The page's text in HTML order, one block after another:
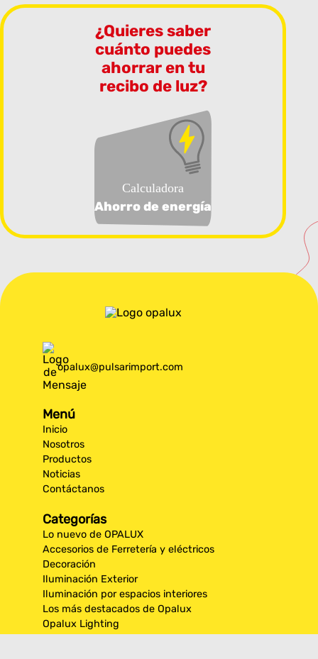
¿Quieres saber
cuánto puedes
ahorrar en tu
recibo de luz?
Calculadora
Ahorro de energía
opalux@pulsarimport.com
Menú
Inicio
Nosotros
Productos
Noticias
Contáctanos
Categorías
Lo nuevo de OPALUX
Accesorios de Ferretería y eléctricos
Decoración
Iluminación Exterior
Iluminación por espacios interiores
Los más destacados de Opalux
Opalux Lighting